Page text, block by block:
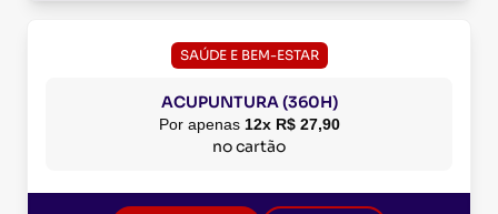
SAÚDE E BEM-ESTAR
ACUPUNTURA (360H)
Por apenas 12x R$ 27,90
no cartão